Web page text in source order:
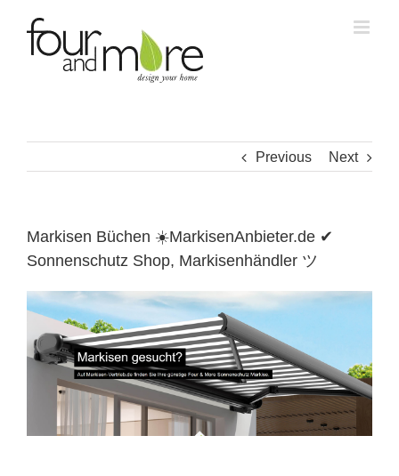
content
Previous Next
Markisen Büchen ☀️MarkisenAnbieter.de ✔
Sonnenschutz Shop, Markisenhändler ツ